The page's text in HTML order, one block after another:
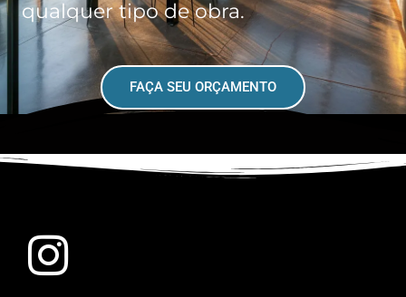
qualquer tipo de obra.
FAÇA SEU ORÇAMENTO